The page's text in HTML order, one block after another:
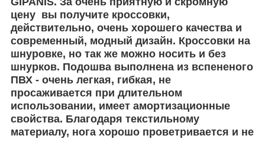
цену вы получите кроссовки,
действительно, очень хорошего качества и
современный, модный дизайн. Кроссовки на
шнуровке, но так же можно носить и без
шнурков. Подошва выполнена из вспененого
ПВХ - очень легкая, гибкая, не
просаживается при длительном
использовании, имеет амортизационные
свойства. Благодаря текстильному
материалу, нога хорошо проветривается и не